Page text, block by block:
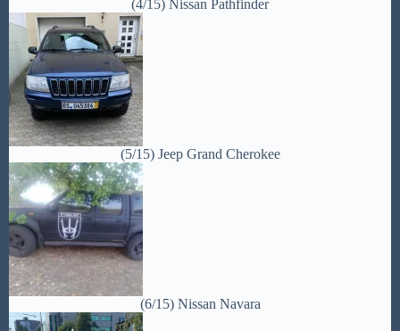
(4/15) Nissan Pathfinder
(5/15) Jeep Grand Cherokee
(6/15) Nissan Navara